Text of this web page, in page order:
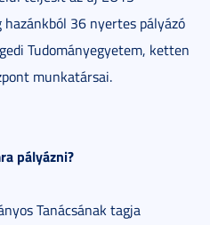
hazánkból 36 nyertes pályázó
Tudományegyetem, ketten
munkatársai.
pályázni?
Tanácsának tagja